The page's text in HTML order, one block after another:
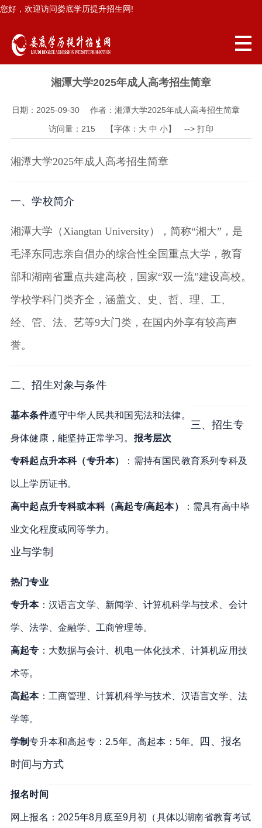
您好，欢迎访问娄底学历提升招生网!
湘潭大学2025年成人高考招生简章
日期：2025-09-30 作者：湘潭大学2025年成人高考招生简章
访问量： 215 【字体： 大 中 小】 --> 打印
湘潭大学2025年成人高考招生简章
一、学校简介
湘潭大学（Xiangtan University），简称“湘大”，是
毛泽东同志亲自倡办的综合性全国重点大学，教育
部和湖南省重点共建高校，国家“双一流”建设高校。
学校学科门类齐全，涵盖文、史、哲、理、工、
经、管、法、艺等9大门类，在国内外享有较高声
誉。
二、招生对象与条件
基本条件遵守中华人民共和国宪法和法律。
身体健康，能坚持正常学习 。 报考层次
专科起点升本科（专升本） ：需持有国民教育系列专科及
以上学历证书。
高中起点升专科或本科（高起专/高起本） ：需具有高中毕
业文化程度或同等学力 。
三、招生专
业与学制
热门专业
专升本：汉语言文学、新闻学、计算机科学与技术、会计
学、法学、金融学、工商管理等。
高起专 ：大数据与会计、机电一体化技术、计算机应用技
术等。
高起本：工商管理、计算机科学与技术、汉语言文学、法
学等。
学制专升本和高起专：2.5年。 高起本：5年。
四、报名
时间与方式
报名时间
网上报名：2025年8月底至9月初（具体以湖南省教育考试